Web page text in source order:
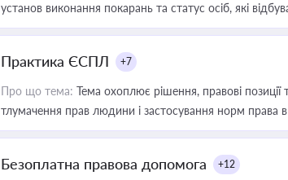
установ виконання покарань та статус осіб, які
Практика ЄСПЛ +7
Про що тема: Тема охоплює рішення, правові
тлумачення прав людини і застосування норм права в
Безоплатна правова допомога +12